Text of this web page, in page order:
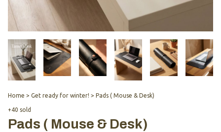
Home > Get ready for winter! > Pads ( Mouse & Desk)
+40 sold
Pads ( Mouse & Desk)